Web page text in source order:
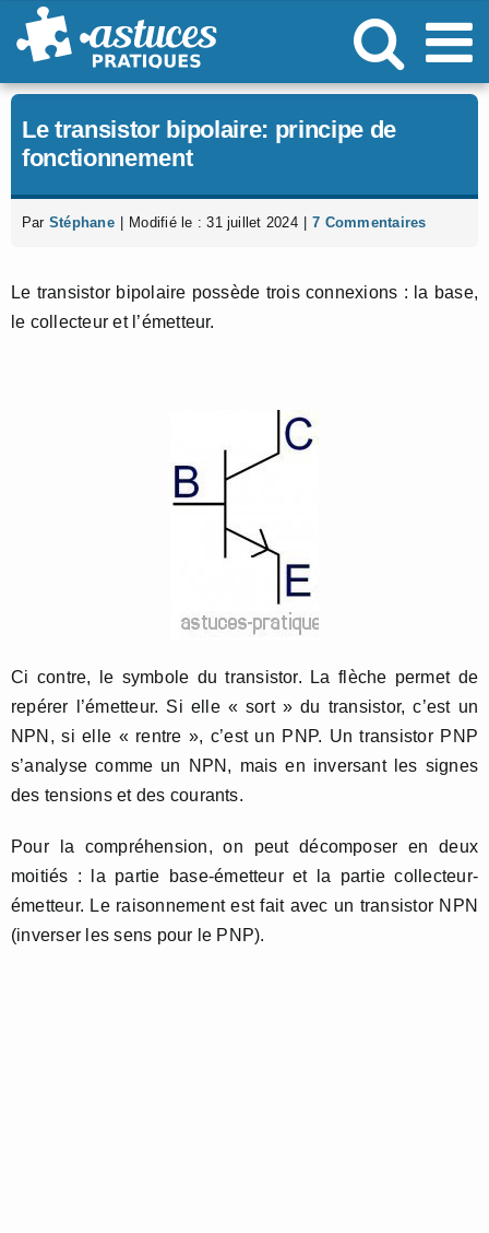
Passer
au
Le transistor bipolaire: principe de
fonctionnement
Par Stéphane Modifié le : 31 juillet 2024 7 Commentaires
Le transistor bipolaire possède trois connexions : la base,
le collecteur et l’émetteur.
Ci contre, le symbole du transistor. La flèche permet de
repérer l’émetteur. Si elle « sort » du transistor, c’est un
NPN, si elle « rentre », c’est un PNP. Un transistor PNP
s’analyse comme un NPN, mais en inversant les signes
des tensions et des courants.
Pour la compréhension, on peut décomposer en deux
moitiés : la partie base-émetteur et la partie collecteur-
émetteur. Le raisonnement est fait avec un transistor NPN
(inverser les sens pour le PNP).